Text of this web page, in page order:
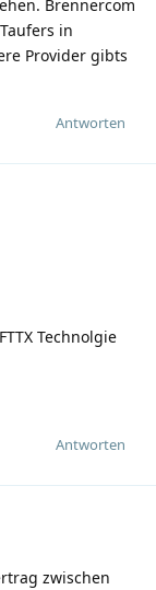
Brennercom
in
Provider gibts
Antworten
Technolgie
Antworten
zwischen